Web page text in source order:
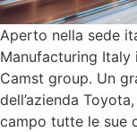
Aperto nella sede
Manufacturing
Camst group. Un
dell’azienda
campo tutte le sue